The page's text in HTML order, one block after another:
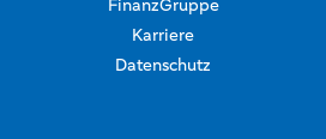
FinanzGruppe
Karriere
Datenschutz